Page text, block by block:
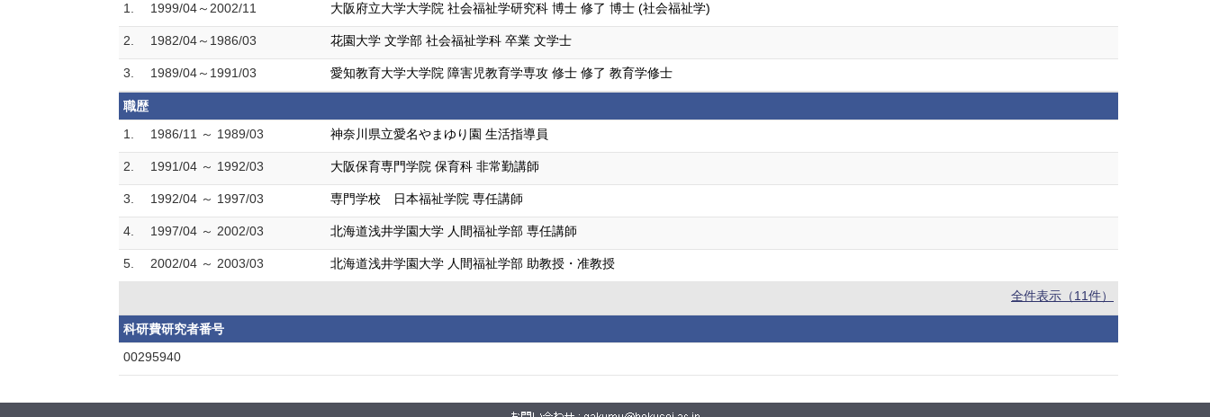
1.
1999/04～2002/11 大阪府立大学大学院 社会福祉学研究科 博士 修了 博士 (社会福祉学)
2. 1982/04～1986/03 花園大学 文学部 社会福祉学科 卒業 文学士
3. 1989/04～1991/03 愛知教育大学大学院 障害児教育学専攻 修士 修了 教育学修士
職歴
1.
1986/11 ～ 1989/03 神奈川県立愛名やまゆり園 生活指導員
2. 1991/04 ～ 1992/03 大阪保育専門学院 保育科 非常勤講師
3. 1992/04 ～ 1997/03 専門学校 日本福祉学院 専任講師
4. 1997/04 ～ 2002/03 北海道浅井学園大学 人間福祉学部 専任講師
5. 2002/04 ～ 2003/03 北海道浅井学園大学 人間福祉学部 助教授・准教授
全件表示（11件）
科研費研究者番号
00295940